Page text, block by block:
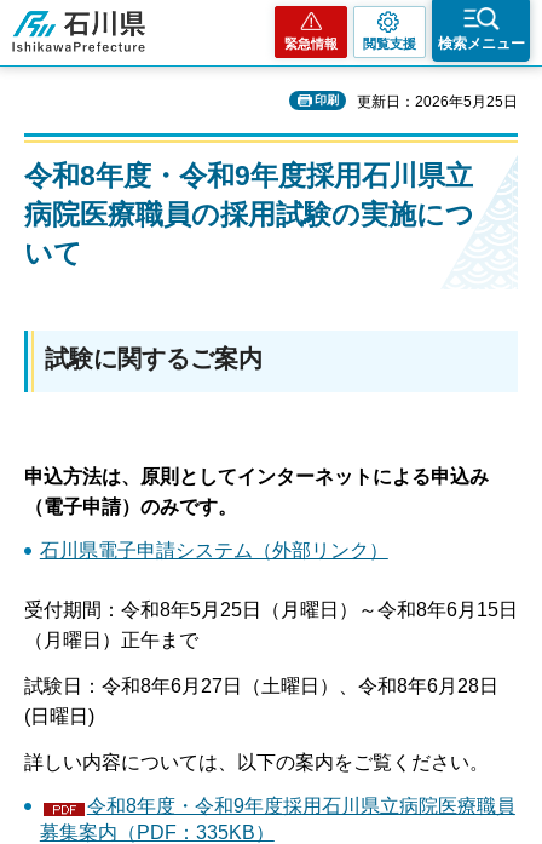
石川県
緊急情報 閲覧支援 検索メニュー
印刷 更新日：2026年5月25日
令和8年度・令和9年度採用石川県立
病院医療職員の採用試験の実施につ
いて
試験に関するご案内
申込方法は、原則としてインターネットによる申込み
（電子申請）のみです。
石川県電子申請システム（外部リンク）
受付期間：令和8年5月25日（月曜日）～令和8年6月15日
（月曜日）正午まで
試験日：令和8年6月27日（土曜日）、令和8年6月28日
(日曜日)
詳しい内容については、以下の案内をご覧ください。
令和8年度・令和9年度採用石川県立病院医療職員
募集案内（PDF：335KB）